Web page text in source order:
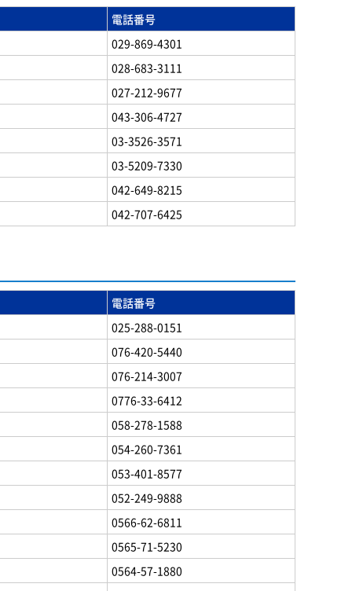
電話番号
029-869-4301
028-683-3111
027-212-9677
043-306-4727
03-3526-3571
03-5209-7330
042-649-8215
042-707-6425
電話番号
025-288-0151
076-420-5440
076-214-3007
0776-33-6412
058-278-1588
054-260-7361
053-401-8577
052-249-9888
0566-62-6811
0565-71-5230
0564-57-1880